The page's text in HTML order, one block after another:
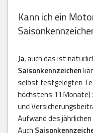
Kann ich ein
Ja, auch das ist
Saisonkennzeichen
selbst festgelegten
höchstens 11
und
Aufwand des
Auch